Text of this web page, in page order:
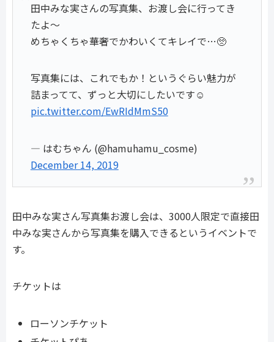
田中みな実さんの写真集、お渡し会に行ってき
たよ〜
めちゃくちゃ華奢でかわいくてキレイで…🥺
写真集には、これでもか！というぐらい魅力が
詰まってて、ずっと大切にしたいです☺︎
pic.twitter.com/EwRIdMmS50
— はむちゃん (@hamuhamu_cosme)
December 14, 2019
田中みな実さん写真集お渡し会は、3000人限定で直接田
中みな実さんから写真集を購入できるというイベントで
す。
チケットは
ローソンチケット